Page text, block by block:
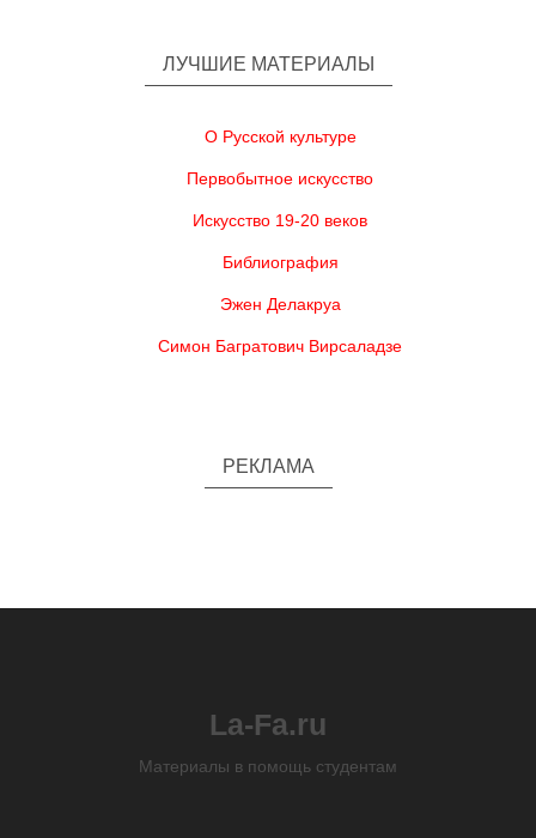
ЛУЧШИЕ МАТЕРИАЛЫ
О Русской культуре
Первобытное искусство
Искусство 19-20 веков
Библиография
Эжен Делакруа
Симон Багратович Вирсаладзе
РЕКЛАМА
La-Fa.ru
Материалы в помощь студентам